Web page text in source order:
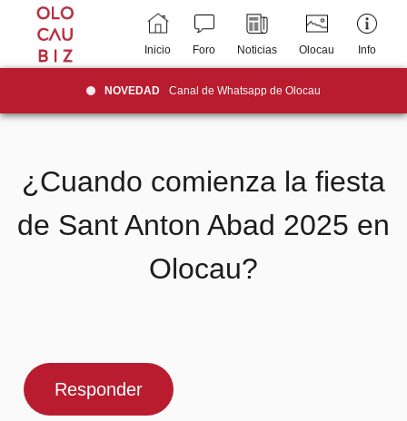
Inicio Foro Noticias Olocau Info
NOVEDAD Canal de Whatsapp de Olocau
¿Cuando comienza la fiesta
de Sant Anton Abad 2025 en
Olocau?
Responder